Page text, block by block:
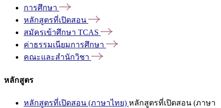
การศึกษา
หลักสูตรที่เปิดสอน
สมัครเข้าศึกษา TCAS
ค่าธรรมเนียมการศึกษา
คณะและสำนักวิชา
หลักสูตร
หลักสูตรที่เปิดสอน (ภาษาไทย) หลักสูตรที่เปิดสอน (ภาษา